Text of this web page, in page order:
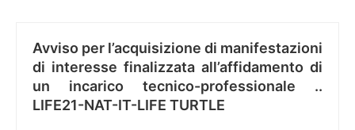
Avviso per l’acquisizione di manifestazioni
di interesse finalizzata all’affidamento di
un incarico tecnico-professionale ..
LIFE21-NAT-IT-LIFE TURTLE